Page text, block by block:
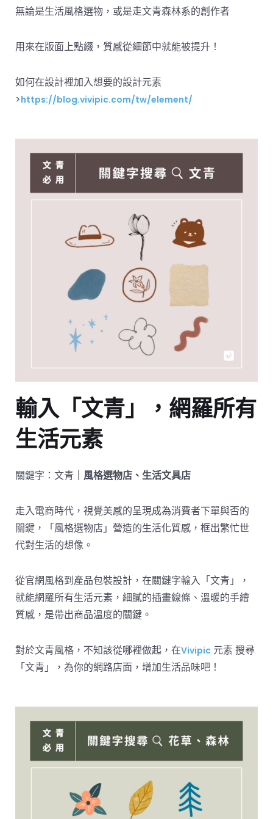
無論是生活風格選物，或是走文青森林系的創作者
用來在版面上點綴，質感從細節中就能被提升！
如何在設計裡加入想要的設計元素
>https://blog.vivipic.com/tw/element/
輸入「文青」，網羅所有
生活元素
關鍵字：文青 ｜風格選物店、生活文具店
走入電商時代，視覺美感的呈現成為消費者下單與否的
關鍵，「風格選物店」營造的生活化質感，框出繁忙世
代對生活的想像。
從官網風格到產品包裝設計，在關鍵字輸入「文青」，
就能網羅所有生活元素，細膩的插畫線條、溫暖的手繪
質感，是帶出商品溫度的關鍵。
對於文青風格，不知該從哪裡做起，在Vivipic 元素 搜尋
「文青」，為你的網路店面，增加生活品味吧！